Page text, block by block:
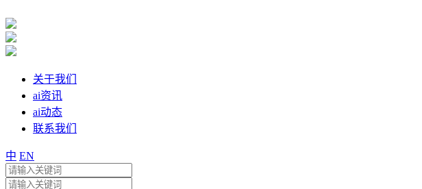
关于我们
ai资讯
ai动态
联系我们
中 EN